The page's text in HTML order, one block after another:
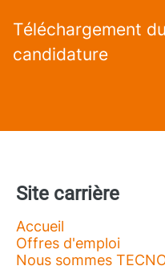
Téléchargement
candidature
Site carrière
Accueil
Offres d'emploi
Nous sommes